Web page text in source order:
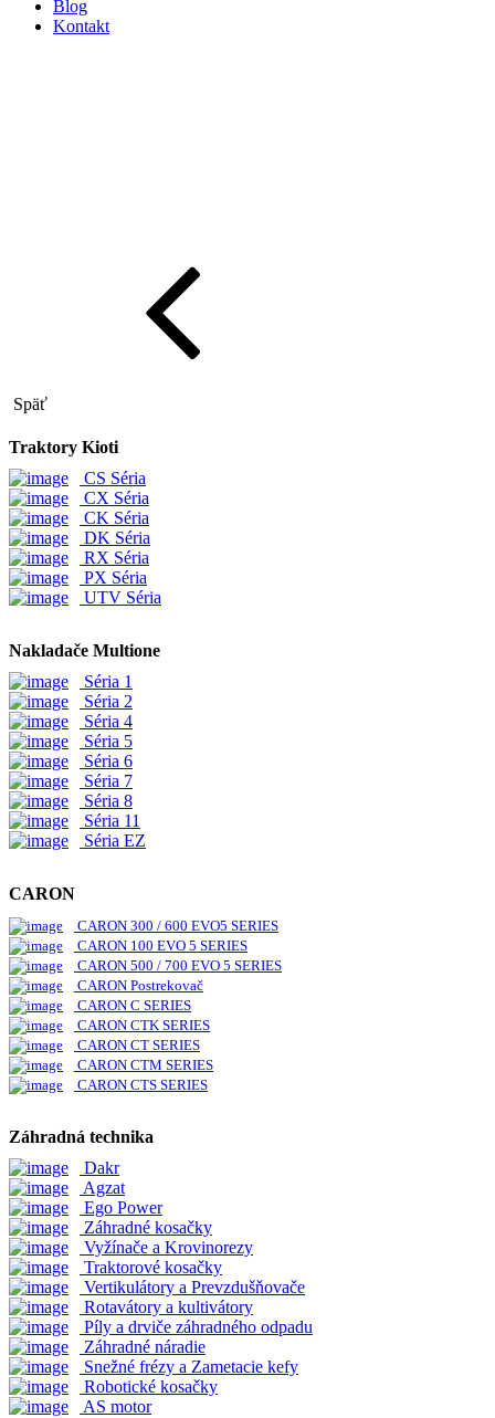
Blog
Kontakt
Späť
Traktory Kioti
CS Séria
CX Séria
CK Séria
DK Séria
RX Séria
PX Séria
UTV Séria
Nakladače Multione
Séria 1
Séria 2
Séria 4
Séria 5
Séria 6
Séria 7
Séria 8
Séria 11
Séria EZ
CARON
CARON 300 / 600 EVO5 SERIES
CARON 100 EVO 5 SERIES
CARON 500 / 700 EVO 5 SERIES
CARON Postrekovač
CARON C SERIES
CARON CTK SERIES
CARON CT SERIES
CARON CTM SERIES
CARON CTS SERIES
Záhradná technika
Dakr
Agzat
Ego Power
Záhradné kosačky
Vyžínače a Krovinorezy
Traktorové kosačky
Vertikulátory a Prevzdušňovače
Rotavátory a kultivátory
Píly a drviče záhradného odpadu
Záhradné náradie
Snežné frézy a Zametacie kefy
Robotické kosačky
AS motor